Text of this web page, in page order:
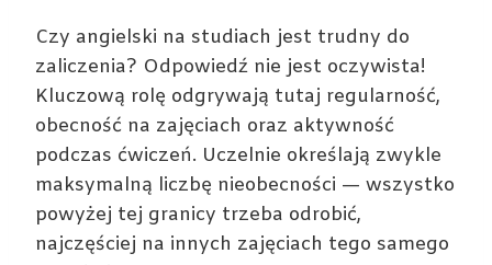
Czy angielski na studiach jest trudny do
zaliczenia? Odpowiedź nie jest oczywista!
Kluczową rolę odgrywają tutaj regularność,
obecność na zajęciach oraz aktywność
podczas ćwiczeń. Uczelnie określają zwykle
maksymalną liczbę nieobecności — wszystko
powyżej tej granicy trzeba odrobić,
najczęściej na innych zajęciach tego samego